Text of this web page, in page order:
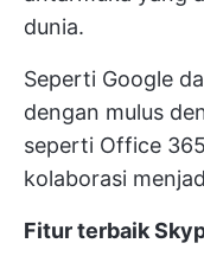
dunia.
Seperti Google
dengan mulus
seperti Office
kolaborasi
Fitur terbaik